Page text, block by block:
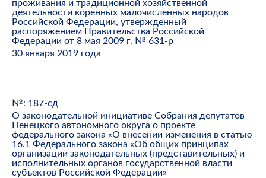
проживания и традиционной хозяйственной
деятельности коренных малочисленных народов
Российской Федерации, утвержденный
распоряжением Правительства Российской
Федерации от 8 мая 2009 г. № 631-р
30 января 2019 года
№: 187-сд
О законодательной инициативе Собрания депутатов
Ненецкого автономного округа о проекте
федерального закона «О внесении изменения в статью
16.1 Федерального закона «Об общих принципах
организации законодательных (представительных) и
исполнительных органов государственной власти
субъектов Российской Федерации»